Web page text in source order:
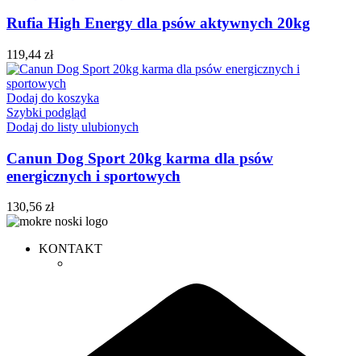
Rufia High Energy dla psów aktywnych 20kg
119,44 zł
Dodaj do koszyka
Szybki podgląd
Dodaj do listy ulubionych
Canun Dog Sport 20kg karma dla psów
energicznych i sportowych
130,56 zł
KONTAKT